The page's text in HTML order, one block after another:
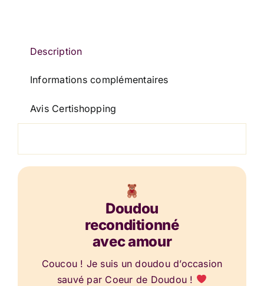
POMMETTE
cm
Description
Informations complémentaires
Avis Certishopping
Doudou
reconditionné
avec amour
Coucou ! Je suis un doudou d’occasion
sauvé par Coeur de Doudou !